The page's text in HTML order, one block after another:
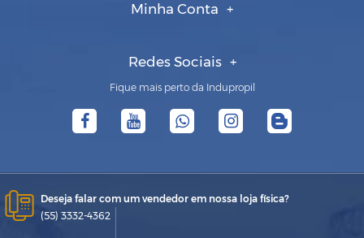
Minha Conta
Redes Sociais
Fique mais perto da Indupropil
Deseja falar com um vendedor em nossa loja física?
(55) 3332-4362